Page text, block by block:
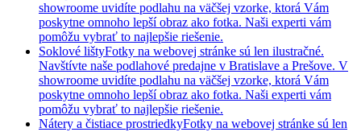
showroome uvidíte podlahu na väčšej vzorke, ktorá Vám
poskytne omnoho lepší obraz ako fotka. Naši experti vám
pomôžu vybrať to najlepšie riešenie.
Soklové lištyFotky na webovej stránke sú len ilustračné.
Navštívte naše podlahové predajne v Bratislave a Prešove. V
showroome uvidíte podlahu na väčšej vzorke, ktorá Vám
poskytne omnoho lepší obraz ako fotka. Naši experti vám
pomôžu vybrať to najlepšie riešenie.
Nátery a čistiace prostriedkyFotky na webovej stránke sú len